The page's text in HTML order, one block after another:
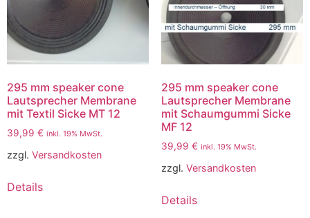
295 mm speaker cone
Lautsprecher Membrane
mit Textil Sicke MT 12
39,99 € inkl. 19% MwSt.
zzgl. Versandkosten
Details
295 mm speaker cone
Lautsprecher Membrane
mit Schaumgummi Sicke
MF 12
39,99 € inkl. 19% MwSt.
zzgl. Versandkosten
Details